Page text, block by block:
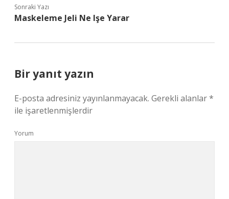
Sonraki Yazı
Maskeleme Jeli Ne Işe Yarar
Bir yanıt yazın
E-posta adresiniz yayınlanmayacak. Gerekli alanlar*
ile işaretlenmişlerdir
Yorum